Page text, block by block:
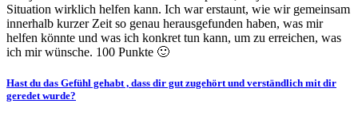
Situation wirklich helfen kann. Ich war erstaunt, wie wir gemeinsam
innerhalb kurzer Zeit so genau herausgefunden haben, was mir
helfen könnte und was ich konkret tun kann, um zu erreichen, was
ich mir wünsche. 100 Punkte 🙂
Hast du das Gefühl gehabt , dass dir gut zugehört und verständlich mit dir
geredet wurde?